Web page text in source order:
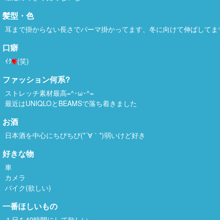
髪型・色
耳まで掛からない長さでパーマ掛かってます、冬に向けて伸ばしてま
口癖
ｲｸ (笑)
ファッション何系?
ストレッチ素材最高=^･ω･^=
最近はUNIQLOとBEAMSで落ち着きました
お酒
日本酒を中心にちびちび(*´∀｀*)弱いけど好き
好きな物
車
カメラ
バイク(欲しい)
一番ほしいもの